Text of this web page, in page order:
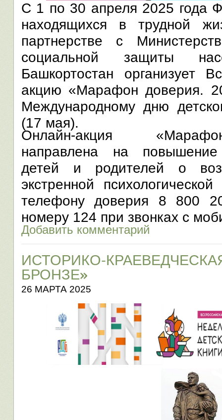
С 1 по 30 апреля 2025 года
находящихся в трудной
партнерстве с
социальной защиты
Башкортостан организует
акцию «Марафон доверия.
Международному дню
(17 мая).
Онлайн-акция
направлена на повышение
детей и родителей о
экстренной
телефону доверия 8 800
номеру 124 при звонках с
Добавить комментарий
ИСТОРИКО-
БРОНЗЕ»
26 МАРТА 2025